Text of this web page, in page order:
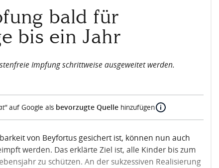
bald für
bis ein Jahr
Impfung schrittweise ausgeweitet werden.
auf Google als bevorzugte Quellehinzufügen
von Beyfortus gesichert ist, können nun auch
werden. Das erklärte Ziel ist, alle Kinder bis zum
zu schützen. An der sukzessiven Realisierung